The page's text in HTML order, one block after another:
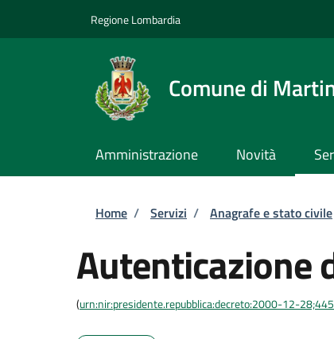
Regione Lombardia
Comune di
Amministrazione Novità
Briciole di pane
Home / Servizi / Anagrafe e stato civile
Autenticazione
(urn:nir:presidente.repubblica:decreto:2000-12-